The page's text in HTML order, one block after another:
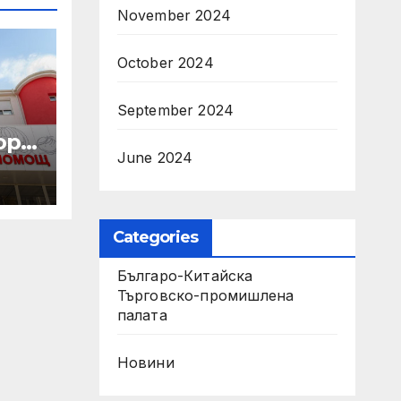
с
November 2024
October 2024
September 2024
June 2024
Categories
Българо-Китайска
Търговско-промишлена
палaта
Новини